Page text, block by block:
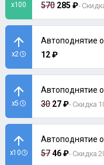
x100
570 285 ₽-
x2
Автоподнятие
12 ₽
x5
Автоподнятие
30 27 ₽- Скидка
x10
Автоподнятие
5746 ₽- Скидка